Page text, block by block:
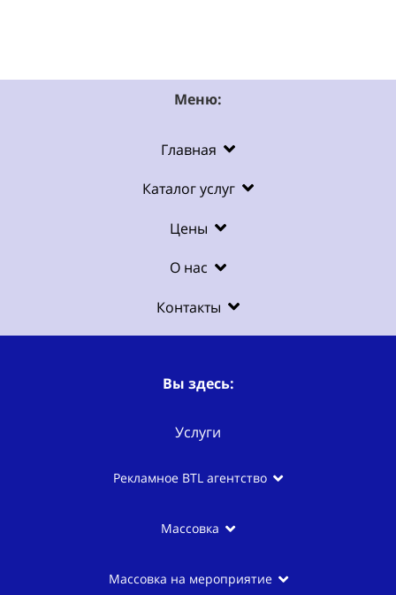
Меню:
Главная
Каталог услуг
Цены
О нас
Контакты
Вы здесь:
Услуги
Рекламное BTL агентство
Массовка
Массовка на мероприятие